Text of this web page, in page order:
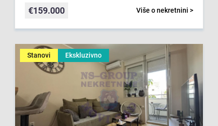
Više o nekretnini >
€159.000
Stanovi Ekskluzivno